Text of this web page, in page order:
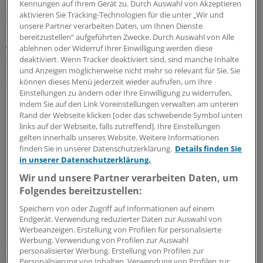
Zukunftspreis seines Unternehmens unterscheide sich
in einem Punkt wesentlich von vielen anderen
Auszeichnungen, sagte Overstijns. Niemand kann sich
darum bewerben. "Um diesen Preis bemüht man sich
nicht, man bekommt ihn." Die Mitglieder der Jury wählen
die Projekte, die in Frage kommen, selbst aus.
Im Unterschied zur Pharmaindustrie, in der
Innovationen patentiert werden, setze Janssen-Cilag
beim Zukunftspreis auf den Multiplikationseffekt.
"Ich hoffe, dass die Preisträger anders als wir ihre
Projekte nicht patentieren können, damit viele sie
nachahmen können." Für ihre nachahmenswerten
Konzepte wurden in diesem Jahr das "Aktionsbündnis
Patientensicherheit", das Berliner Projekt "Die Pflege mit
dem Plus" und das "Studienhospital Münster"
ausgezeichnet.
Kennungen auf Ihrem Gerät zu. Durch Auswahl von Akzeptieren
aktivieren Sie Tracking-Technologien für die unter „Wir und
unsere Partner verarbeiten Daten, um Ihnen Dienste
bereitzustellen“ aufgeführten Zwecke. Durch Auswahl von Alle
ablehnen oder Widerruf Ihrer Einwilligung werden diese
deaktiviert. Wenn Tracker deaktiviert sind, sind manche Inhalte
und Anzeigen möglicherweise nicht mehr so relevant für Sie. Sie
können dieses Menü jederzeit wieder aufrufen, um Ihre
Einstellungen zu ändern oder Ihre Einwilligung zu widerrufen,
indem Sie auf den Link Voreinstellungen verwalten am unteren
Rand der Webseite klicken [oder das schwebende Symbol unten
links auf der Webseite, falls zutreffend]. Ihre Einstellungen
gelten innerhalb unseres Website. Weitere Informationen
finden Sie in unserer Datenschutzerklärung. Details finden Sie
in unserer Datenschutzerklärung.
Wir und unsere Partner verarbeiten Daten, um
Folgendes bereitzustellen:
Speichern von oder Zugriff auf Informationen auf einem
Endgerät. Verwendung reduzierter Daten zur Auswahl von
Werbeanzeigen. Erstellung von Profilen für personalisierte
Werbung. Verwendung von Profilen zur Auswahl
personalisierter Werbung. Erstellung von Profilen zur